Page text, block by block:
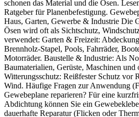
schonen das Material und die Ösen.
Ratgeber für Planenbefestigung.
Haus, Garten, Gewerbe & Industrie Die
Ösen wird oft als Sichtschutz,
verwendet: Garten & Freizeit:
Brennholz-Stapel, Pools, Fahrräder,
Motorräder. Baustelle & Industrie: Als
Baumaterialien, Gerüste, Maschinen und
Witterungsschutz: Reißfester Schutz vor
Wind. Häufige Fragen zur Anwendung
Gewebeplane reparieren? Für eine
Abdichtung können Sie ein
dauerhafte Reparatur (Flicken oder